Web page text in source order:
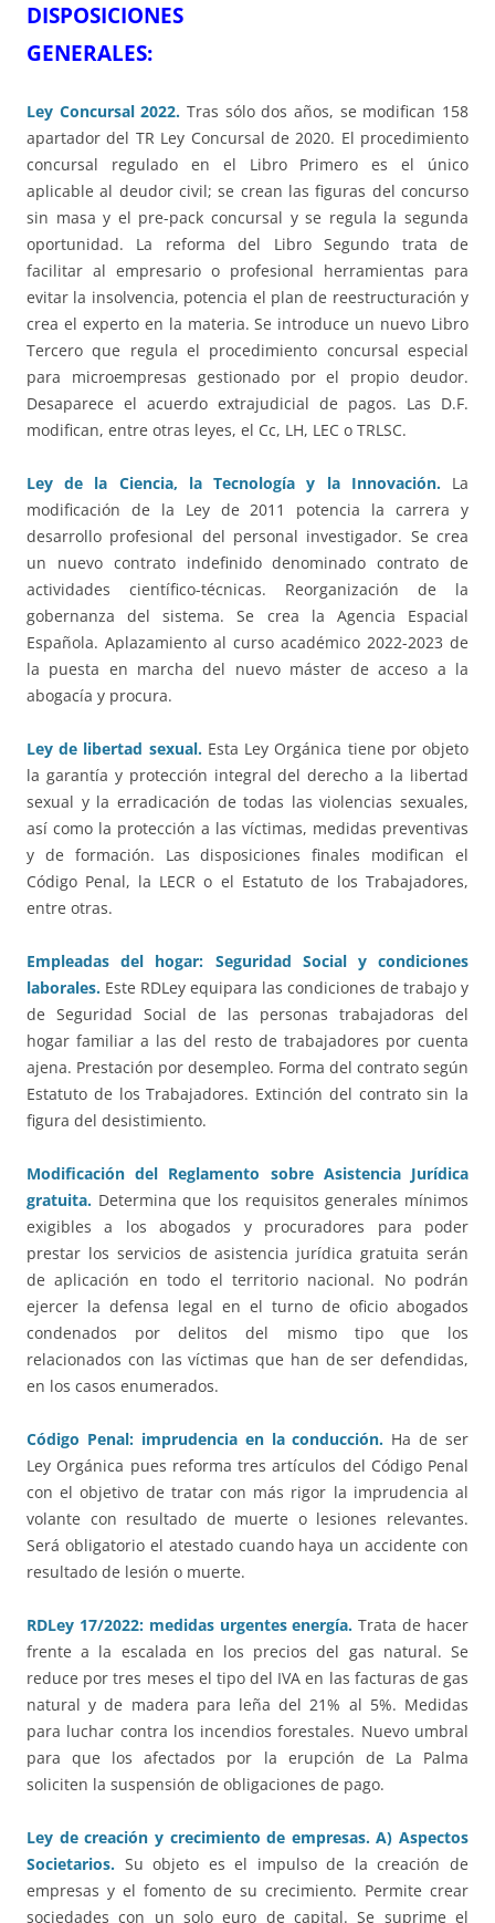
DISPOSICIONES
Ley Concursal 2022. Tras sólo dos años, se modifican 158
apartador del TR Ley Concursal de 2020. El procedimiento
concursal regulado en el Libro Primero es el único
aplicable al deudor civil; se crean las figuras del concurso
sin masa y el pre-pack concursal y se regula la segunda
oportunidad. La reforma del Libro Segundo trata de
facilitar al empresario o profesional herramientas para
evitar la insolvencia, potencia el plan de reestructuración y
crea el experto en la materia. Se introduce un nuevo Libro
Tercero que regula el procedimiento concursal especial
para microempresas gestionado por el propio deudor.
Desaparece el acuerdo extrajudicial de pagos. Las D.F.
modifican, entre otras leyes, el Cc, LH, LEC o TRLSC.
Ley de la Ciencia, la Tecnología y la Innovación. La
modificación de la Ley de 2011 potencia la carrera y
desarrollo profesional del personal investigador. Se crea
un nuevo contrato indefinido denominado contrato de
actividades científico-técnicas. Reorganización de la
gobernanza del sistema. Se crea la Agencia Espacial
Española. Aplazamiento al curso académico 2022-2023 de
la puesta en marcha del nuevo máster de acceso a la
abogacía y procura.
Ley de libertad sexual. Esta Ley Orgánica tiene por objeto
la garantía y protección integral del derecho a la libertad
sexual y la erradicación de todas las violencias sexuales,
así como la protección a las víctimas, medidas preventivas
y de formación. Las disposiciones finales modifican el
Código Penal, la LECR o el Estatuto de los Trabajadores,
entre otras.
Empleadas del hogar: Seguridad Social y condiciones
laborales. Este RDLey equipara las condiciones de trabajo y
de Seguridad Social de las personas trabajadoras del
hogar familiar a las del resto de trabajadores por cuenta
ajena. Prestación por desempleo. Forma del contrato según
Estatuto de los Trabajadores. Extinción del contrato sin la
figura del desistimiento.
Modificación del Reglamento sobre Asistencia Jurídica
gratuita. Determina que los requisitos generales mínimos
exigibles a los abogados y procuradores para poder
prestar los servicios de asistencia jurídica gratuita serán
de aplicación en todo el territorio nacional. No podrán
ejercer la defensa legal en el turno de oficio abogados
condenados por delitos del mismo tipo que los
relacionados con las víctimas que han de ser defendidas,
en los casos enumerados.
Código Penal: imprudencia en la conducción. Ha de ser
Ley Orgánica pues reforma tres artículos del Código Penal
con el objetivo de tratar con más rigor la imprudencia al
volante con resultado de muerte o lesiones relevantes.
Será obligatorio el atestado cuando haya un accidente con
resultado de lesión o muerte.
RDLey 17/2022: medidas urgentes energía. Trata de hacer
frente a la escalada en los precios del gas natural. Se
reduce por tres meses el tipo del IVA en las facturas de gas
natural y de madera para leña del 21% al 5%. Medidas
para luchar contra los incendios forestales. Nuevo umbral
para que los afectados por la erupción de La Palma
soliciten la suspensión de obligaciones de pago.
Ley de creación y crecimiento de empresas. A) Aspectos
Societarios. Su objeto es el impulso de la creación de
empresas y el fomento de su crecimiento. Permite crear
sociedades con un solo euro de capital. Se suprime el